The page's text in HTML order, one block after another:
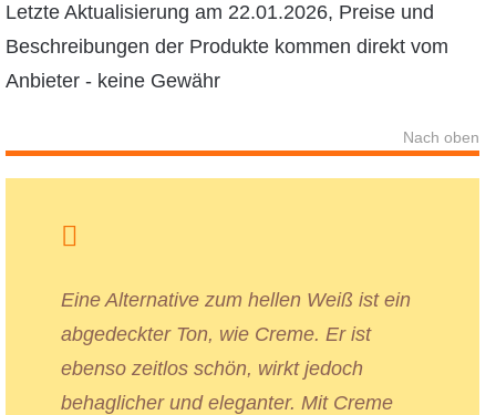
Letzte Aktualisierung am 22.01.2026, Preise und
Beschreibungen der Produkte kommen direkt vom
Anbieter - keine Gewähr
Nach oben
Eine Alternative zum hellen Weiß ist ein
abgedeckter Ton, wie Creme. Er ist
ebenso zeitlos schön, wirkt jedoch
behaglicher und eleganter. Mit Creme